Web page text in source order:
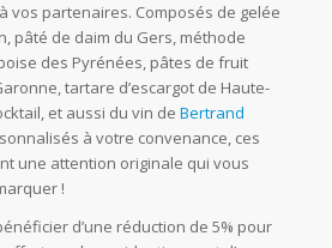
vos partenaires. Composés de gelée
pâté de daim du Gers, méthode
des Pyrénées, pâtes de fruit
tartare d’escargot de Haute-
et aussi du vin de Bertrand
à votre convenance, ces
une attention originale qui vous
!
d’une réduction de 5% pour